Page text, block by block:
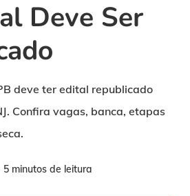
Deve Ser
deve ter edital republicado
Confira vagas, banca, etapas
5 minutos de leitura